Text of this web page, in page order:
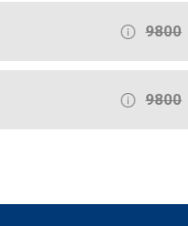
9800
9800